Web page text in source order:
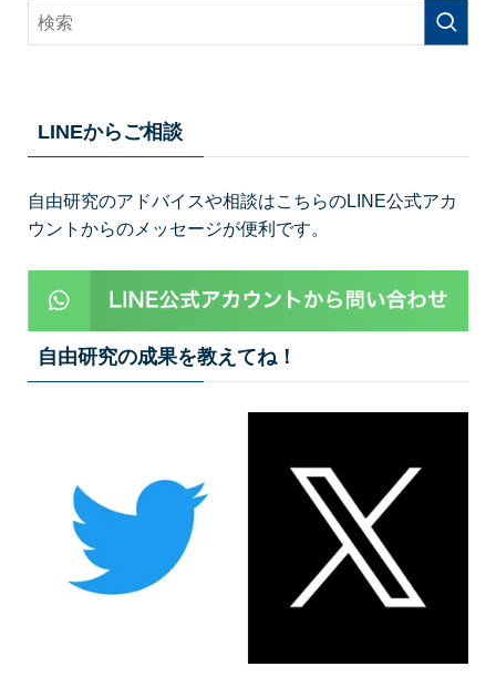
LINEからご相談
自由研究のアドバイスや相談はこちらのLINE公式アカ
ウントからのメッセージが便利です。
自由研究の成果を教えてね！